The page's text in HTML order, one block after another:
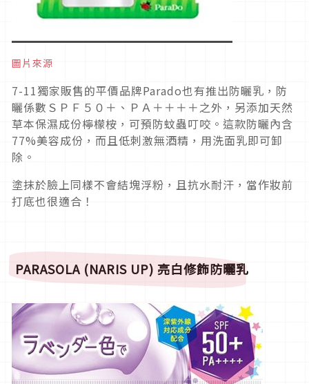
圖片來源
7-11獨家販售的平價品牌Parado也有推出防曬乳，防
曬係數ＳＰＦ５０＋、ＰＡ＋＋＋＋之外，另添加天然
草本保濕成份檸檬桉，可預防蚊蟲叮咬。這款防曬內含
77%美容成份，而且低刺激無酒精，用洗面乳即可卸
除。
塗抹於臉上同樣不會結塊浮粉，且抗水耐汗，當作妝前
打底也很適合！
PARASOLA (NARIS UP) 亮白修飾防曬乳